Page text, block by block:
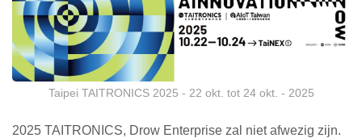
Taipei TAITRONICS 2025 - 22 okt. tot 24 okt. - 2025
2025 TAITRONICS, Drow Enterprise zal niet afwezig zijn.